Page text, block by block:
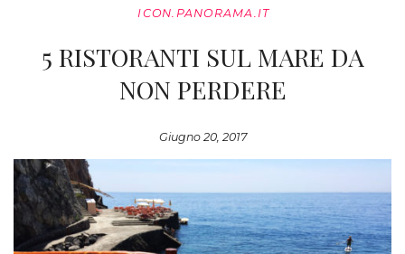
PRIVACY
ICON.PANORAMA.IT
5 RISTORANTI SUL MARE DA
NON PERDERE
Giugno 20, 2017